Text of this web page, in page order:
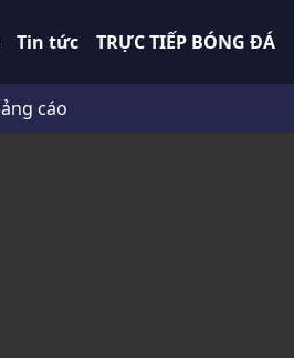
Tin tức TRỰC TIẾP BÓNG ĐÁ